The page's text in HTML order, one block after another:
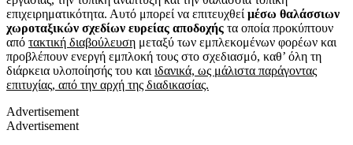
επιχειρηματικότητα. Αυτό μπορεί να επιτευχθεί μέσω θαλάσσιων
χωροταξικών σχεδίων ευρείας αποδοχής τα οποία προκύπτουν
από τακτική διαβούλευση μεταξύ των εμπλεκομένων φορέων και
προβλέπουν ενεργή εμπλοκή τους στο σχεδιασμό, καθ’ όλη τη
διάρκεια υλοποίησής του και ιδανικά, ως μάλιστα παράγοντας
επιτυχίας, από την αρχή της διαδικασίας.
Advertisement
Advertisement